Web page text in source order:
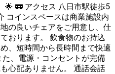
歩5
の良いチェアをご用意し、仕
おります。 飲食物のお持込
、短時間から長時間まで快適
、電源・コンセントが完備
心配ありません。 通話会話